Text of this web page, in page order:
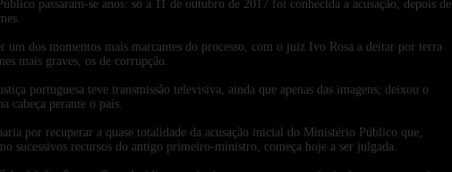
passaram-se anos: só a 11 de outubro de 2017 foi conhecida a acusação, depois de
dos momentos mais marcantes do processo, com o juiz Ivo Rosa a deitar por terra
mais graves, os de corrupção.
portuguesa teve transmissão televisiva, ainda que apenas das imagens, deixou o
cabeça perante o país.
por recuperar a quase totalidade da acusação inicial do Ministério Público que,
sucessivos recursos do antigo primeiro-ministro, começa hoje a ser julgada.